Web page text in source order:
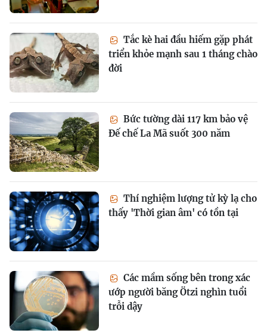
Tắc kè hai đầu hiếm gặp phát
triển khỏe mạnh sau 1 tháng chào
đời
Bức tường dài 117 km bảo vệ
Đế chế La Mã suốt 300 năm
Thí nghiệm lượng tử kỳ lạ cho
thấy 'Thời gian âm' có tồn tại
Các mầm sống bên trong xác
ướp người băng Ötzi nghìn tuổi
trỗi dậy